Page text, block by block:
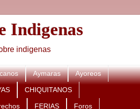
Indigenas
indigenas
Aymaras Ayoreos
CHIQUITANOS
FERIAS Foros